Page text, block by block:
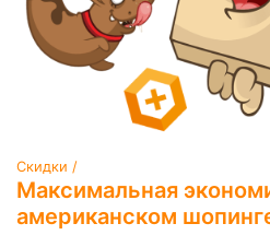
Скидки /
Максимальная
американском